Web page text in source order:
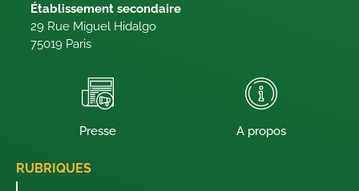
Établissement secondaire
29 Rue Miguel Hidalgo
75019 Paris
Presse A propos
RUBRIQUES